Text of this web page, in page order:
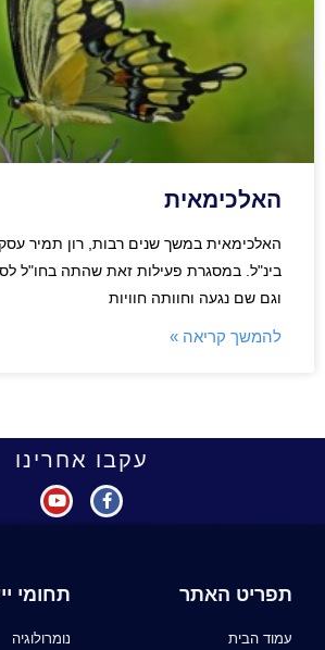
האלכימאית
האלכימאית במשך שנים רבות, רון תמיר
וגם שם נגעה וחוותה חוויות
להמשך קריאה »
עקבו אחרינו
תפריט האתר
עמוד הבית
תחומי
נומרולוגיה